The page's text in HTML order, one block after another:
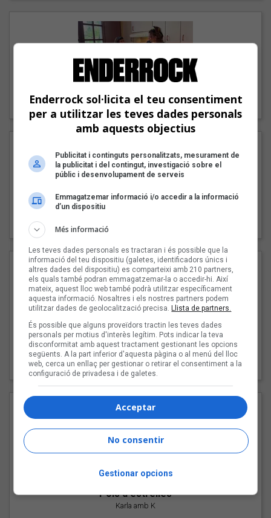
Carmen y María
"Les cabres"
94 Rules amb Compte
"Pols d'estrelles"
Karla amb K
Enderrock sol·licita el teu consentiment
per a utilitzar les teves dades personals
amb aquests objectius
Publicitat i continguts personalitzats, mesurament de
la publicitat i del contingut, investigació sobre el
públic i desenvolupament de serveis
Emmagatzemar informació i/o accedir a la informació
d’un dispositiu
Més informació
Les teves dades personals es tractaran i és possible que la
informació del teu dispositiu (galetes, identificadors únics i
altres dades del dispositiu) es comparteixi amb 210 partners,
els quals també podran emmagatzemar-la o accedir-hi. Així
mateix, aquest lloc web també podrà utilitzar específicament
aquesta informació. Nosaltres i els nostres partners podem
utilitzar dades de geolocalització precisa. Llista de partners.
És possible que alguns proveïdors tractin les teves dades
personals per motius d'interès legítim. Pots indicar la teva
disconformitat amb aquest tractament gestionant les opcions
següents. A la part inferior d'aquesta pàgina o al menú del lloc
web, cerca un enllaç per gestionar o retirar el consentiment a la
configuració de privadesa i de galetes.
Acceptar
No consentir
Gestionar opcions